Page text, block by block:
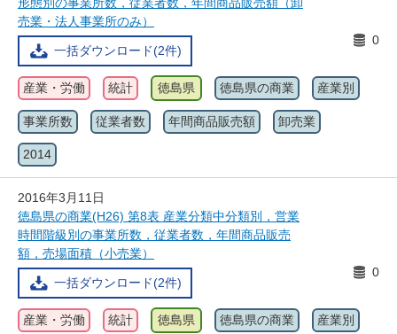
売業・法人事業所のみ）
一括ダウンロード(2件)
0
産業・労働 統計 徳島県 徳島県の商業 産業別
事業所数 従業者数 年間商品販売額 卸売業
2014
2016年3月11日
徳島県の商業(H26) 第8表 産業分類中分類別，営業
時間階級別の事業所数，従業者数，年間商品販売
額，売場面積（小売業）
一括ダウンロード(2件)
0
産業・労働 統計 徳島県 徳島県の商業 産業別